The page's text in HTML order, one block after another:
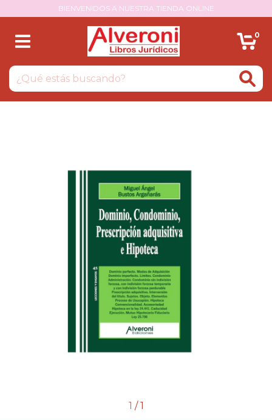
BIENVENIDOS A NUESTRA TIENDA ONLINE
0
1 /1